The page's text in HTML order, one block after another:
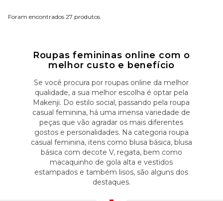
27
Roupas femininas online com o
melhor custo e benefício
Se você procura por roupas online da melhor
qualidade, a sua melhor escolha é optar pela
Makenji. Do estilo social, passando pela roupa
casual feminina, há uma imensa variedade de
peças que vão agradar os mais diferentes
gostos e personalidades. Na categoria roupa
casual feminina, itens como blusa básica, blusa
básica com decote V, regata, bem como
macaquinho de gola alta e vestidos
estampados e também lisos, são alguns dos
destaques.